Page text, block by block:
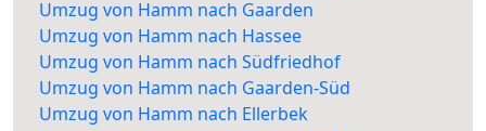
Umzug von Hamm nach Gaarden
Umzug von Hamm nach Hassee
Umzug von Hamm nach Südfriedhof
Umzug von Hamm nach Gaarden-Süd
Umzug von Hamm nach Ellerbek